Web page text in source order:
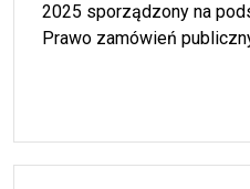
2025 sporządzony na
Prawo zamówień